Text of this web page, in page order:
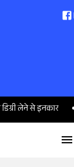
इनकार सड़ा